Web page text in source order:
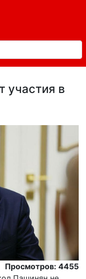
участия в
Просмотров: 4455